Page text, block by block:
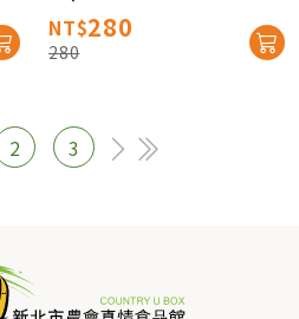
牧牛】
NT$280
280
2 3